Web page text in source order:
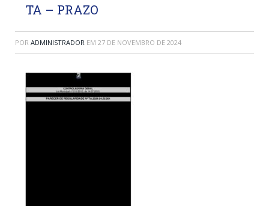
TA – PRAZO
POR ADMINISTRADOR EM 27 DE NOVEMBRO DE 2024